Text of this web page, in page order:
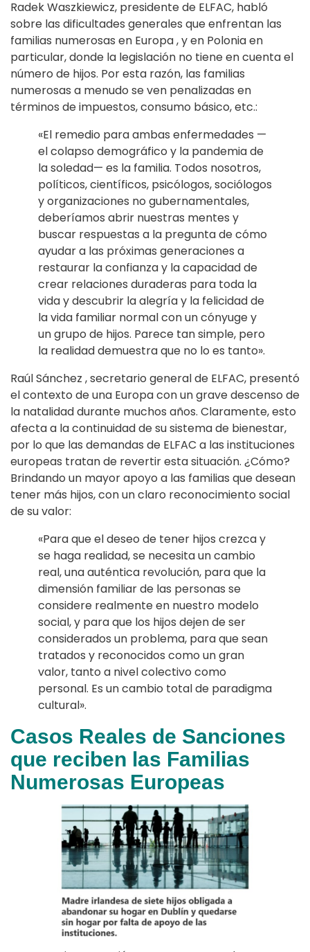
Radek Waszkiewicz, presidente de ELFAC, habló
sobre las dificultades generales que enfrentan las
familias numerosas en Europa , y en Polonia en
particular, donde la legislación no tiene en cuenta el
número de hijos. Por esta razón, las familias
numerosas a menudo se ven penalizadas en
términos de impuestos, consumo básico, etc.:
«El remedio para ambas enfermedades —
el colapso demográfico y la pandemia de
la soledad— es la familia. Todos nosotros,
políticos, científicos, psicólogos, sociólogos
y organizaciones no gubernamentales,
deberíamos abrir nuestras mentes y
buscar respuestas a la pregunta de cómo
ayudar a las próximas generaciones a
restaurar la confianza y la capacidad de
crear relaciones duraderas para toda la
vida y descubrir la alegría y la felicidad de
la vida familiar normal con un cónyuge y
un grupo de hijos. Parece tan simple, pero
la realidad demuestra que no lo es tanto».
Raúl Sánchez , secretario general de ELFAC, presentó
el contexto de una Europa con un grave descenso de
la natalidad durante muchos años. Claramente, esto
afecta a la continuidad de su sistema de bienestar,
por lo que las demandas de ELFAC a las instituciones
europeas tratan de revertir esta situación. ¿Cómo?
Brindando un mayor apoyo a las familias que desean
tener más hijos, con un claro reconocimiento social
de su valor:
«Para que el deseo de tener hijos crezca y
se haga realidad, se necesita un cambio
real, una auténtica revolución, para que la
dimensión familiar de las personas se
considere realmente en nuestro modelo
social, y para que los hijos dejen de ser
considerados un problema, para que sean
tratados y reconocidos como un gran
valor, tanto a nivel colectivo como
personal. Es un cambio total de paradigma
cultural».
Casos Reales de Sanciones
que reciben las Familias
Numerosas Europeas